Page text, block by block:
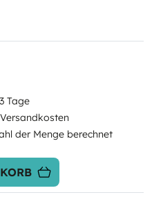
Tage
der Menge berechnet